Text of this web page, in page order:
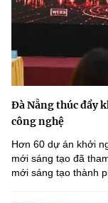
Đà Nẵng thúc đẩy
công nghệ
Hơn 60 dự án khởi
mới sáng tạo đã
mới sáng tạo thành